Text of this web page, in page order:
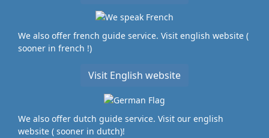
We also offer french guide service. Visit english website (
sooner in french !)
Visit English website
We also offer dutch guide service. Visit our english
website ( sooner in dutch)!